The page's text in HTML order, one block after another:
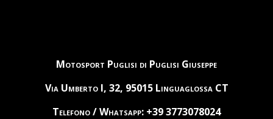
Motosport Puglisi di Puglisi Giuseppe
Via Umberto I, 32, 95015 Linguaglossa CT
Telefono / Whatsapp: +39 3773078024